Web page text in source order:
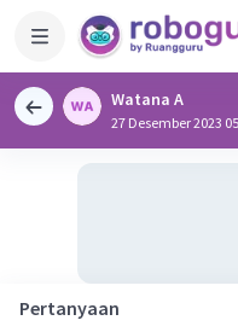
Watana A
27 Desember 2023
Pertanyaan